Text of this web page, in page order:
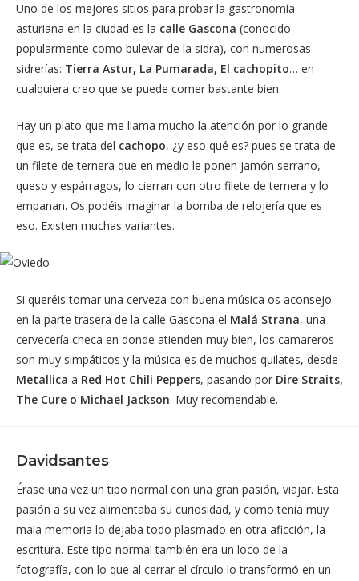
Uno de los mejores sitios para probar la gastronomía
asturiana en la ciudad es la calle Gascona (conocido
popularmente como bulevar de la sidra), con numerosas
sidrerías: Tierra Astur, La Pumarada, El cachopito… en
cualquiera creo que se puede comer bastante bien.
Hay un plato que me llama mucho la atención por lo grande
que es, se trata del cachopo, ¿y eso qué es? pues se trata de
un filete de ternera que en medio le ponen jamón serrano,
queso y espárragos, lo cierran con otro filete de ternera y lo
empanan. Os podéis imaginar la bomba de relojería que es
eso. Existen muchas variantes.
Si queréis tomar una cerveza con buena música os aconsejo
en la parte trasera de la calle Gascona el Malá Strana, una
cervecería checa en donde atienden muy bien, los camareros
son muy simpáticos y la música es de muchos quilates, desde
Metallica a Red Hot Chili Peppers, pasando por Dire Straits,
The Cure o Michael Jackson. Muy recomendable.
Davidsantes
Érase una vez un tipo normal con una gran pasión, viajar. Esta
pasión a su vez alimentaba su curiosidad, y como tenía muy
mala memoria lo dejaba todo plasmado en otra aficción, la
escritura. Este tipo normal también era un loco de la
fotografía, con lo que al cerrar el círculo lo transformó en un